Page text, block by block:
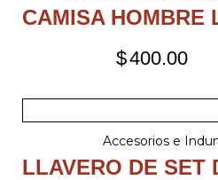
CAMISA HOMBRE
$400.00
Accesorios e
LLAVERO DE SET